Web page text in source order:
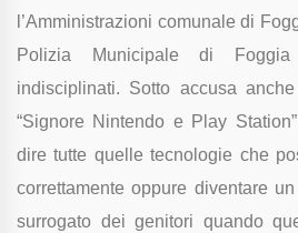
l’Amministrazioni comunale di
Polizia Municipale di
indisciplinati. Sotto accusa
“Signore Nintendo e Play
dire tutte quelle tecnologie che
correttamente oppure diventare
surrogato dei genitori quando